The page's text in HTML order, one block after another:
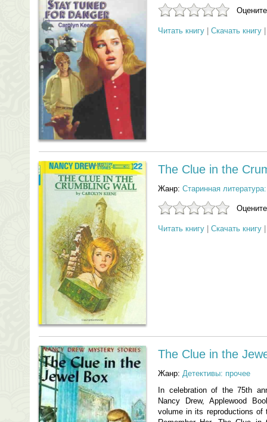
Читать книгу Скачать книгу
The Clue in the
Жанр: Старинная
Читать книгу Скачать книгу
The Clue in the
Жанр: Детективы: прочее
In celebration of the 75th
Nancy Drew, Applewood
volume in its reproductions of